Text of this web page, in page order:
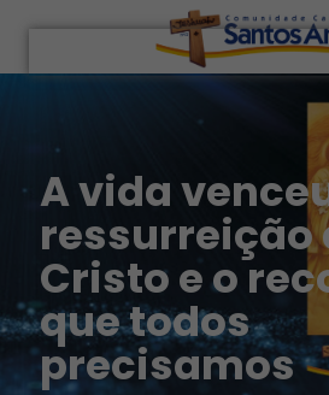
A vida
ressurreição
Cristo e o
que todos
precisamos